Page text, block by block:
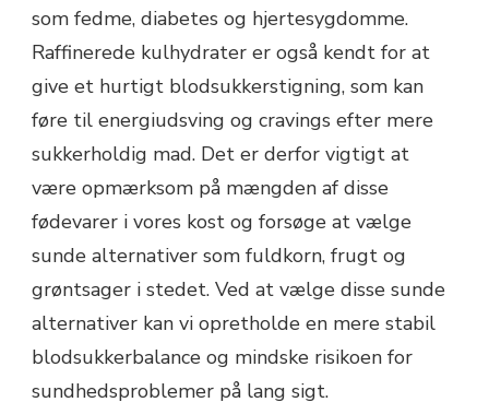
som fedme, diabetes og hjertesygdomme.
Raffinerede kulhydrater er også kendt for at
give et hurtigt blodsukkerstigning, som kan
føre til energiudsving og cravings efter mere
sukkerholdig mad. Det er derfor vigtigt at
være opmærksom på mængden af disse
fødevarer i vores kost og forsøge at vælge
sunde alternativer som fuldkorn, frugt og
grøntsager i stedet. Ved at vælge disse sunde
alternativer kan vi opretholde en mere stabil
blodsukkerbalance og mindske risikoen for
sundhedsproblemer på lang sigt.